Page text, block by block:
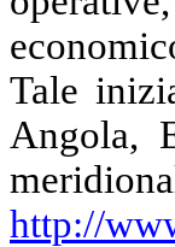
Tale
Angola,
http://